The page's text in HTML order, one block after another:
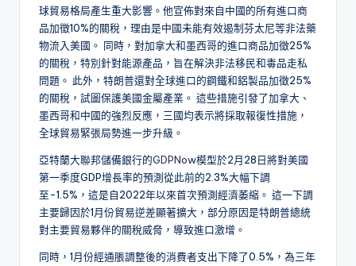
球貿易格局產生重大影響。​他宣佈對來自中國的所有進口商
品加徵10%的關稅，理由是中國未能有效遏制芬太尼等非法藥
物流入美國。 ​同時，對加拿大和墨西哥的進口商品加徵25%
的關稅，特別針對能源產品，旨在解決非法移民和毒品走私
問題。 ​此外，特朗普還對全球進口的鋼鐵和鋁製品加徵25%
的關稅，試圖保護美國金屬產業。 ​這些措施引發了加拿大、
墨西哥和中國的強烈反應，三國均表示將採取報復性措施，
全球貿易緊張局勢進一步升級。
亞特蘭大聯邦儲備銀行的GDPNow模型於2月28日將對美國
第一季度GDP增長率的預測從此前的2.3%大幅下調
至-1.5%，這是自2022年以來首次預測經濟萎縮。 ​這一下調
主要歸因於1月份貿易逆差顯著擴大，部分原因是特朗普總統
對主要貿易夥伴的關稅威脅，導致進口激增。​
同時，1月份經通脹調整後的消費者支出下降了0.5%，為三年